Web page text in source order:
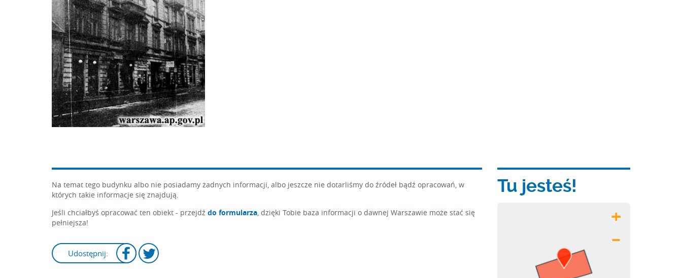
Na temat tego budynku albo nie posiadamy żadnych informacji, albo jeszcze nie dotarliśmy do źródeł bądź opracowań, w
których takie informacje się znajdują.
Jeśli chciałbyś opracować ten obiekt - przejdź do formularza, dzięki Tobie baza informacji o dawnej Warszawie może stać się
pełniejsza!
Udostępnij:
Tu jesteś!
+
–